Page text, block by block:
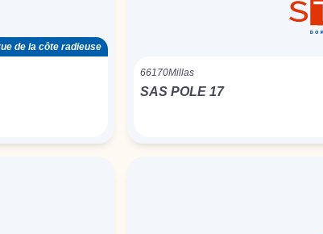
de la côte radieuse
66170Millas
SAS POLE 17